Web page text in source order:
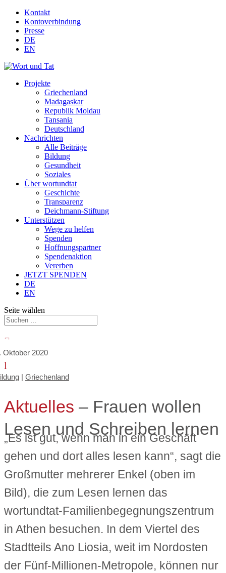
Kontakt
Kontoverbindung
Presse
DE
EN
Projekte
Griechenland
Madagaskar
Republik Moldau
Tansania
Deutschland
Nachrichten
Alle Beiträge
Bildung
Gesundheit
Soziales
Über wortundtat
Geschichte
Transparenz
Deichmann-Stiftung
Unterstützen
Wege zu helfen
Spenden
Hoffnungspartner
Spendenaktion
Vererben
JETZT SPENDEN
DE
EN
Seite wählen

Oktober 2020
l
| Griechenland
Aktuelles – Frauen wollen
Lesen und Schreiben lernen
„Es ist gut, wenn man in ein Geschäft
gehen und dort alles lesen kann“, sagt die
Großmutter mehrerer Enkel (oben im
Bild), die zum Lesen lernen das
wortundtat-Familienbegegnungszentrum
in Athen besuchen. In dem Viertel des
Stadtteils Ano Liosia, weit im Nordosten
der Fünf-Millionen-Metropole, können nur